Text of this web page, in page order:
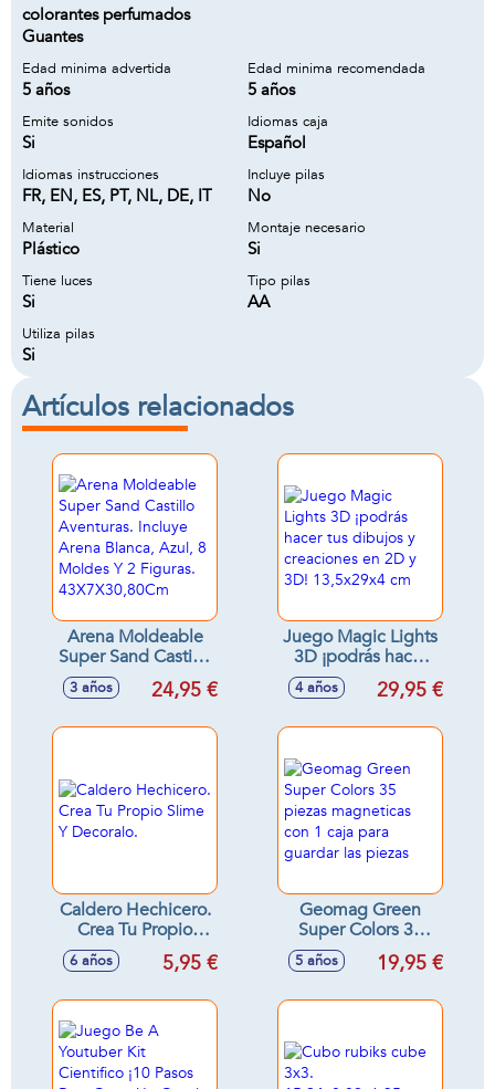
colorantes perfumados
Guantes
Edad minima advertida
5 años
Edad minima recomendada
5 años
Emite sonidos
Si
Idiomas caja
Español
Idiomas instrucciones
FR, EN, ES, PT, NL, DE, IT
Incluye pilas
No
Material
Plástico
Montaje necesario
Si
Tiene luces
Si
Tipo pilas
AA
Utiliza pilas
Si
Artículos relacionados
Arena Moldeable
Super Sand Castillo
Aventuras. Incluye
Arena Blanca, Azul,
3 años 24,95 €
Juego Magic Lights
3D ¡podrás hacer
tus dibujos y
creaciones en 2D y
4 años 29,95 €
Caldero Hechicero.
Crea Tu Propio
Slime Y Decoralo.
6 años 5,95 €
Geomag Green
Super Colors 35
piezas magneticas
con 1 caja para
5 años 19,95 €